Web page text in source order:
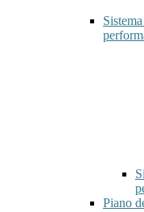
Piano